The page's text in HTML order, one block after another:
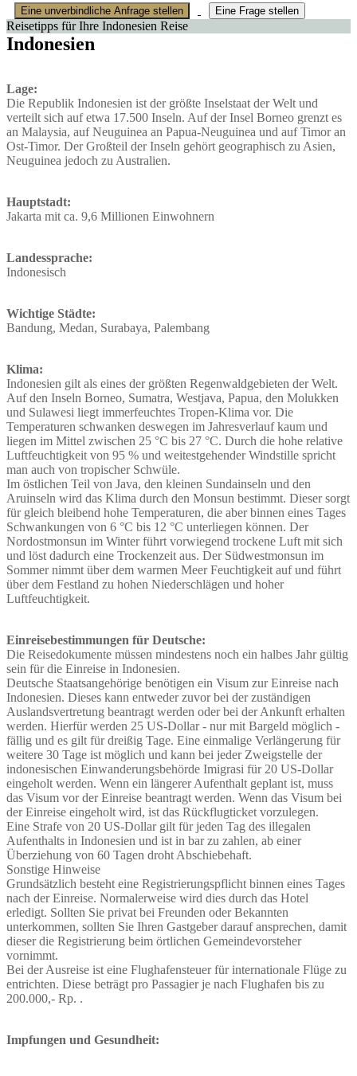
Eine unverbindliche Anfrage stellen Eine Frage stellen
Reisetipps für Ihre Indonesien Reise
Indonesien
Lage:
Die Republik Indonesien ist der größte Inselstaat der Welt und
verteilt sich auf etwa 17.500 Inseln. Auf der Insel Borneo grenzt es
an Malaysia, auf Neuguinea an Papua-Neuguinea und auf Timor an
Ost-Timor. Der Großteil der Inseln gehört geographisch zu Asien,
Neuguinea jedoch zu Australien.
Hauptstadt:
Jakarta mit ca. 9,6 Millionen Einwohnern
Landessprache:
Indonesisch
Wichtige Städte:
Bandung, Medan, Surabaya, Palembang
Klima:
Indonesien gilt als eines der größten Regenwaldgebieten der Welt.
Auf den Inseln Borneo, Sumatra, Westjava, Papua, den Molukken
und Sulawesi liegt immerfeuchtes Tropen-Klima vor. Die
Temperaturen schwanken deswegen im Jahresverlauf kaum und
liegen im Mittel zwischen 25 °C bis 27 °C. Durch die hohe relative
Luftfeuchtigkeit von 95 % und weitestgehender Windstille spricht
man auch von tropischer Schwüle.
Im östlichen Teil von Java, den kleinen Sundainseln und den
Aruinseln wird das Klima durch den Monsun bestimmt. Dieser sorgt
für gleich bleibend hohe Temperaturen, die aber binnen eines Tages
Schwankungen von 6 °C bis 12 °C unterliegen können. Der
Nordostmonsun im Winter führt vorwiegend trockene Luft mit sich
und löst dadurch eine Trockenzeit aus. Der Südwestmonsun im
Sommer nimmt über dem warmen Meer Feuchtigkeit auf und führt
über dem Festland zu hohen Niederschlägen und hoher
Luftfeuchtigkeit.
Einreisebestimmungen für Deutsche:
Die Reisedokumente müssen mindestens noch ein halbes Jahr gültig
sein für die Einreise in Indonesien.
Deutsche Staatsangehörige benötigen ein Visum zur Einreise nach
Indonesien. Dieses kann entweder zuvor bei der zuständigen
Auslandsvertretung beantragt werden oder bei der Ankunft erhalten
werden. Hierfür werden 25 US-Dollar - nur mit Bargeld möglich -
fällig und es gilt für dreißig Tage. Eine einmalige Verlängerung für
weitere 30 Tage ist möglich und kann bei jeder Zweigstelle der
indonesischen Einwanderungsbehörde Imigrasi für 20 US-Dollar
eingeholt werden. Wenn ein längerer Aufenthalt geplant ist, muss
das Visum vor der Einreise beantragt werden. Wenn das Visum bei
der Einreise eingeholt wird, ist das Rückflugticket vorzulegen.
Eine Strafe von 20 US-Dollar gilt für jeden Tag des illegalen
Aufenthalts in Indonesien und ist in bar zu zahlen, ab einer
Überziehung von 60 Tagen droht Abschiebehaft.
Sonstige Hinweise
Grundsätzlich besteht eine Registrierungspflicht binnen eines Tages
nach der Einreise. Normalerweise wird dies durch das Hotel
erledigt. Sollten Sie privat bei Freunden oder Bekannten
unterkommen, sollten Sie Ihren Gastgeber darauf ansprechen, damit
dieser die Registrierung beim örtlichen Gemeindevorsteher
vornimmt.
Bei der Ausreise ist eine Flughafensteuer für internationale Flüge zu
entrichten. Diese beträgt pro Passagier je nach Flughafen bis zu
200.000,- Rp. .
Impfungen und Gesundheit: